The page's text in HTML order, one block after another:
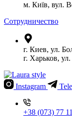
м. Київ, вул.
Сотрудничество
г. Киев, ул.
г. Харьков,
Instagram
+38 (073) 77